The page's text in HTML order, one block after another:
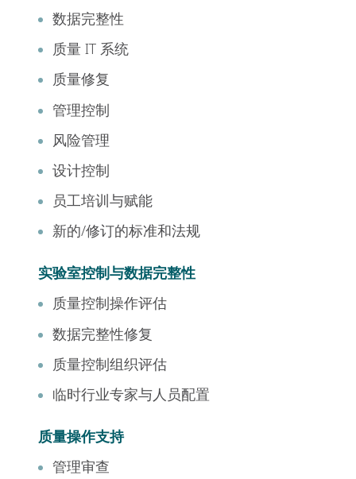
数据完整性
质量 IT 系统
质量修复
管理控制
风险管理
设计控制
员工培训与赋能
新的/修订的标准和法规
实验室控制与数据完整性
质量控制操作评估
数据完整性修复
质量控制组织评估
临时行业专家与人员配置
质量操作支持
管理审查